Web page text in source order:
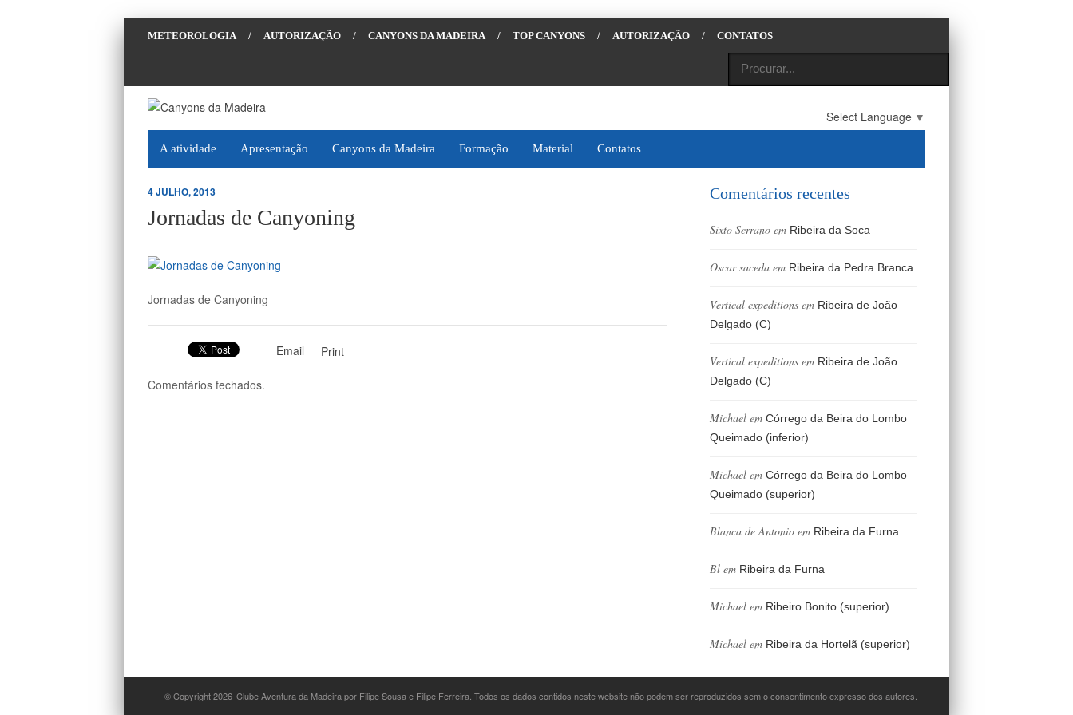
METEOROLOGIA / AUTORIZAÇÃO / CANYONS DA MADEIRA / TOP CANYONS / AUTORIZAÇÃO / CONTATOS
Select Language ▼
A atividade Apresentação Canyons da Madeira Formação Material Contatos
4 JULHO, 2013
Jornadas de Canyoning
Jornadas de Canyoning
Email Print
Comentários fechados.
Comentários recentes
Sixto Serrano em Ribeira da Soca
Oscar saceda em Ribeira da Pedra Branca
Vertical expeditions em Ribeira de João
Delgado (C)
Vertical expeditions em Ribeira de João
Delgado (C)
Michael em Córrego da Beira do Lombo
Queimado (inferior)
Michael em Córrego da Beira do Lombo
Queimado (superior)
Blanca de Antonio em Ribeira da Furna
Bl em Ribeira da Furna
Michael em Ribeiro Bonito (superior)
Michael em Ribeira da Hortelã (superior)
© Copyright 2026 Clube Aventura da Madeira por Filipe Sousa e Filipe Ferreira. Todos os dados contidos neste website não podem ser reproduzidos sem o consentimento expresso dos autores.